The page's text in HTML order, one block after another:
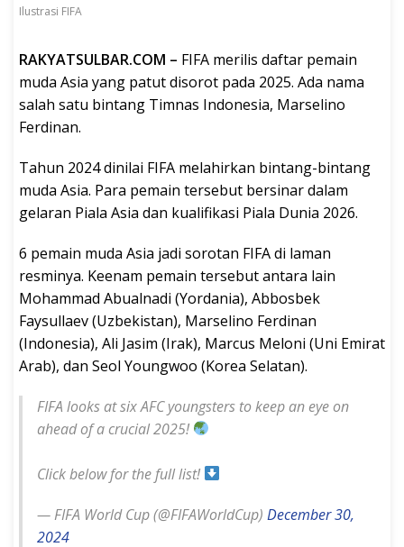
Ilustrasi FIFA
RAKYATSULBAR.COM – FIFA merilis daftar pemain
muda Asia yang patut disorot pada 2025. Ada nama
salah satu bintang Timnas Indonesia, Marselino
Ferdinan.
Tahun 2024 dinilai FIFA melahirkan bintang-bintang
muda Asia. Para pemain tersebut bersinar dalam
gelaran Piala Asia dan kualifikasi Piala Dunia 2026.
6 pemain muda Asia jadi sorotan FIFA di laman
resminya. Keenam pemain tersebut antara lain
Mohammad Abualnadi (Yordania), Abbosbek
Faysullaev (Uzbekistan), Marselino Ferdinan
(Indonesia), Ali Jasim (Irak), Marcus Meloni (Uni Emirat
Arab), dan Seol Youngwoo (Korea Selatan).
FIFA looks at six AFC youngsters to keep an eye on
ahead of a crucial 2025!
Click below for the full list!
— FIFA World Cup (@FIFAWorldCup) December 30,
2024